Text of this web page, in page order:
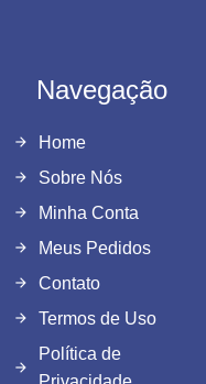
Navegação
Home
Sobre Nós
Minha Conta
Meus Pedidos
Contato
Termos de Uso
Política de